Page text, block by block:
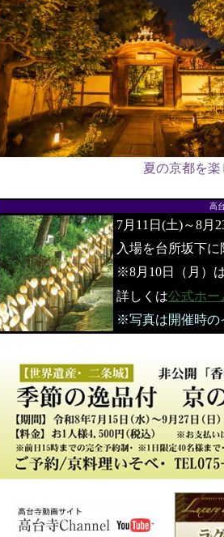
夏の京都を
高
7月11日(土)～8月
入場を台所坂下
※8月10日（月）
詳しくは公式ホー
※写真は開催時の